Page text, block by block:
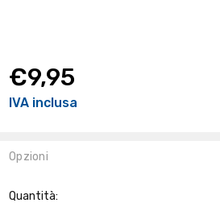
€9,95
IVA inclusa
Opzioni
Attuale:
Quantità: